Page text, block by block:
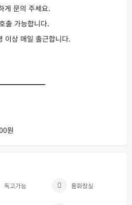
게 문의 주세요.
출 가능합니다.
이상 매일 출근합니다.
원
독고가능 룸화장실